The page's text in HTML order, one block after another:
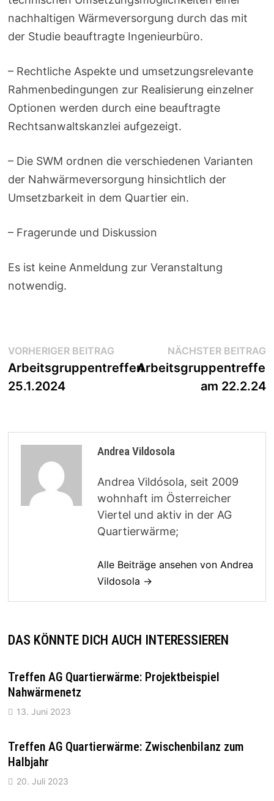
nachhaltigen Wärmeversorgung durch das mit
der Studie beauftragte Ingenieurbüro.
– Rechtliche Aspekte und umsetzungsrelevante
Rahmenbedingungen zur Realisierung einzelner
Optionen werden durch eine beauftragte
Rechtsanwaltskanzlei aufgezeigt.
– Die SWM ordnen die verschiedenen Varianten
der Nahwärmeversorgung hinsichtlich der
Umsetzbarkeit in dem Quartier ein.
– Fragerunde und Diskussion
Es ist keine Anmeldung zur Veranstaltung
notwendig.
Beitragsnavigation
VORHERIGER BEITRAGVorheriger
Beitrag:
Arbeitsgruppentreffen
25.1.2024
NÄCHSTER BEITRAG
Arbeitsgruppentreffen
am 22.2.24
Andrea Vildosola
Andrea Vildósola, seit 2009
wohnhaft im Österreicher
Viertel und aktiv in der AG
Quartierwärme;
Alle Beiträge ansehen von Andrea
Vildosola →
DAS KÖNNTE DICH AUCH INTERESSIEREN
Treffen AG Quartierwärme: Projektbeispiel
Nahwärmenetz
13. Juni 2023
Treffen AG Quartierwärme: Zwischenbilanz zum
Halbjahr
20. Juli 2023